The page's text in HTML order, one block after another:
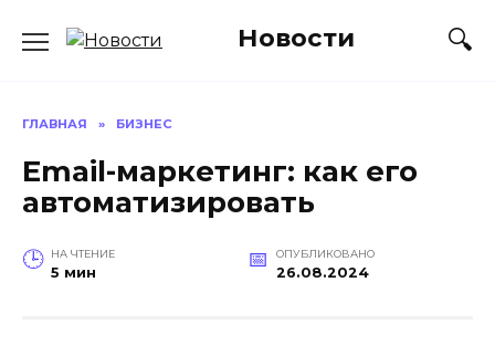
Новости
ГЛАВНАЯ » БИЗНЕС
Email-маркетинг: как его
автоматизировать
НА ЧТЕНИЕ
5 мин
ОПУБЛИКОВАНО
26.08.2024